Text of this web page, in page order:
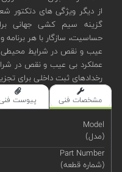
گزینه سیم کشی جهانی
عیب و نقص در شرایط محیطی
عملکرد بی عیب و نقص در
رخدادهای ثبت داخلی برای
مشخصات فنی پیوست
Model
(مدل)
Part Number
(شماره قطعه)